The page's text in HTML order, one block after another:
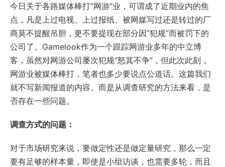
今日关于各路媒体棒打“网游”业，可谓成了近期业内的焦
点，凡是上过电视、上过报纸、被网媒写过还是转过的厂
商莫不提醒吊胆，更不要提现在部分因“犯规”而被罚下的
公司了。Gamelook作为一个跟踪网游业多年的中立博
客，虽然对网游公司屡次犯规“怒其不争”，但此次此刻，
网游业被媒体棒打，笔者也多少要说点公道话。这篇我们
就不写新闻报道的内容。而是从调查研究的方法来看，是
否存在一些问题。
调查方式的问题：
对于市场研究来说，要做定性还是做定量研究，那么一定
要有足够的样本量，即使是小组访谈，也需要多轮，而且